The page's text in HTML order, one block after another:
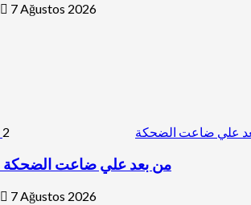
7 Ağustos 2026
علي ضاعت الضحكة 2
من بعد علي ضاعت الضحكة
7 Ağustos 2026